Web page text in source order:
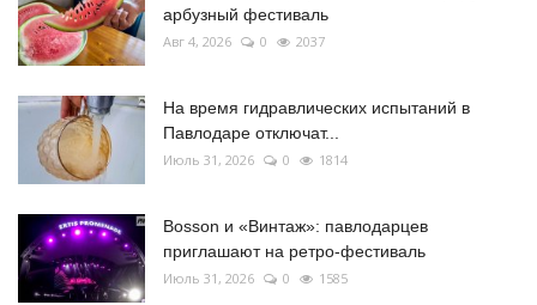
арбузный фестиваль
Авг 4, 2026 0 2037
На время гидравлических испытаний в
Павлодаре отключат...
Июль 31, 2026 0 1814
Bosson и «Винтаж»: павлодарцев
приглашают на ретро-фестиваль
Июль 31, 2026 0 1585